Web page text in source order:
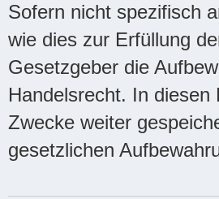
Sofern nicht spezifisch
wie dies zur Erfüllung
Gesetzgeber die
Handelsrecht. In
Zwecke weiter
gesetzlichen